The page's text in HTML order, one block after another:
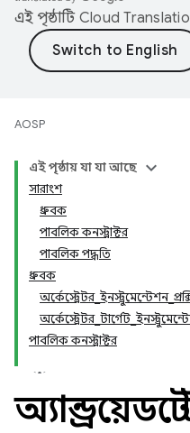
এই পৃষ্ঠাটি Cloud
AOSP
এই পৃষ্ঠায় যা যা আছে
সারাংশ
ধ্রুবক
পাবলিক কনস্ট্রাক্টর
পাবলিক পদ্ধতি
ধ্রুবক
পাবলিক কনস্ট্রাক্টর